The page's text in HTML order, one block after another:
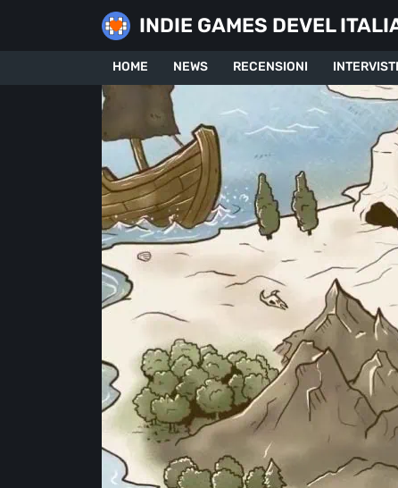
INDIE GAMES DEVEL
HOME NEWS RECENSIONI